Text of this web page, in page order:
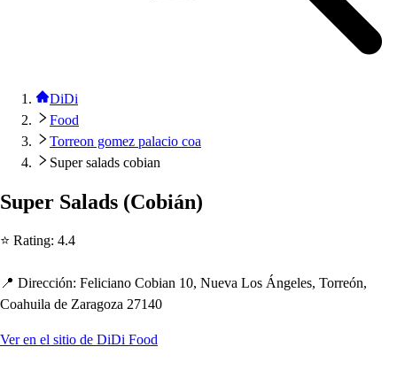
DiDi
Food
Torreon gomez palacio coa
Super salads cobian
Super Salads (Cobián)
⭐ Rating: 4.4
📍 Dirección: Feliciano Cobian 10, Nueva Los Ángeles, Torreón,
Coahuila de Zaragoza 27140
Ver en el sitio de DiDi Food